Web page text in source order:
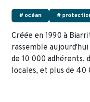
# océan #
Créée en 1990 à
rassemble
de 10 000 adhérents,
locales, et plus de 40